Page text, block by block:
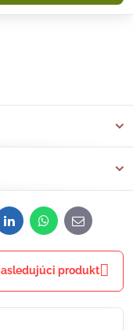
LinkedInWhatsApp
E-
mail
produkt